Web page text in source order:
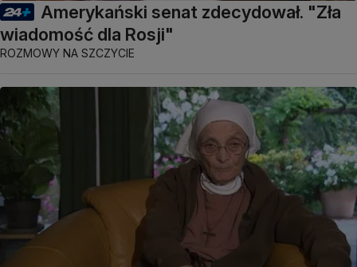
Amerykański senat zdecydował. "Zła
wiadomość dla Rosji"
ROZMOWY NA SZCZYCIE